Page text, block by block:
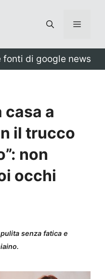
Menu
di google news
a
il trucco
non
occhi
senza fatica e